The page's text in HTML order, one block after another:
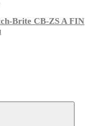
Brite CB-ZS A FIN